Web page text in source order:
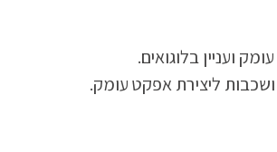
ועניין בלוגואים.